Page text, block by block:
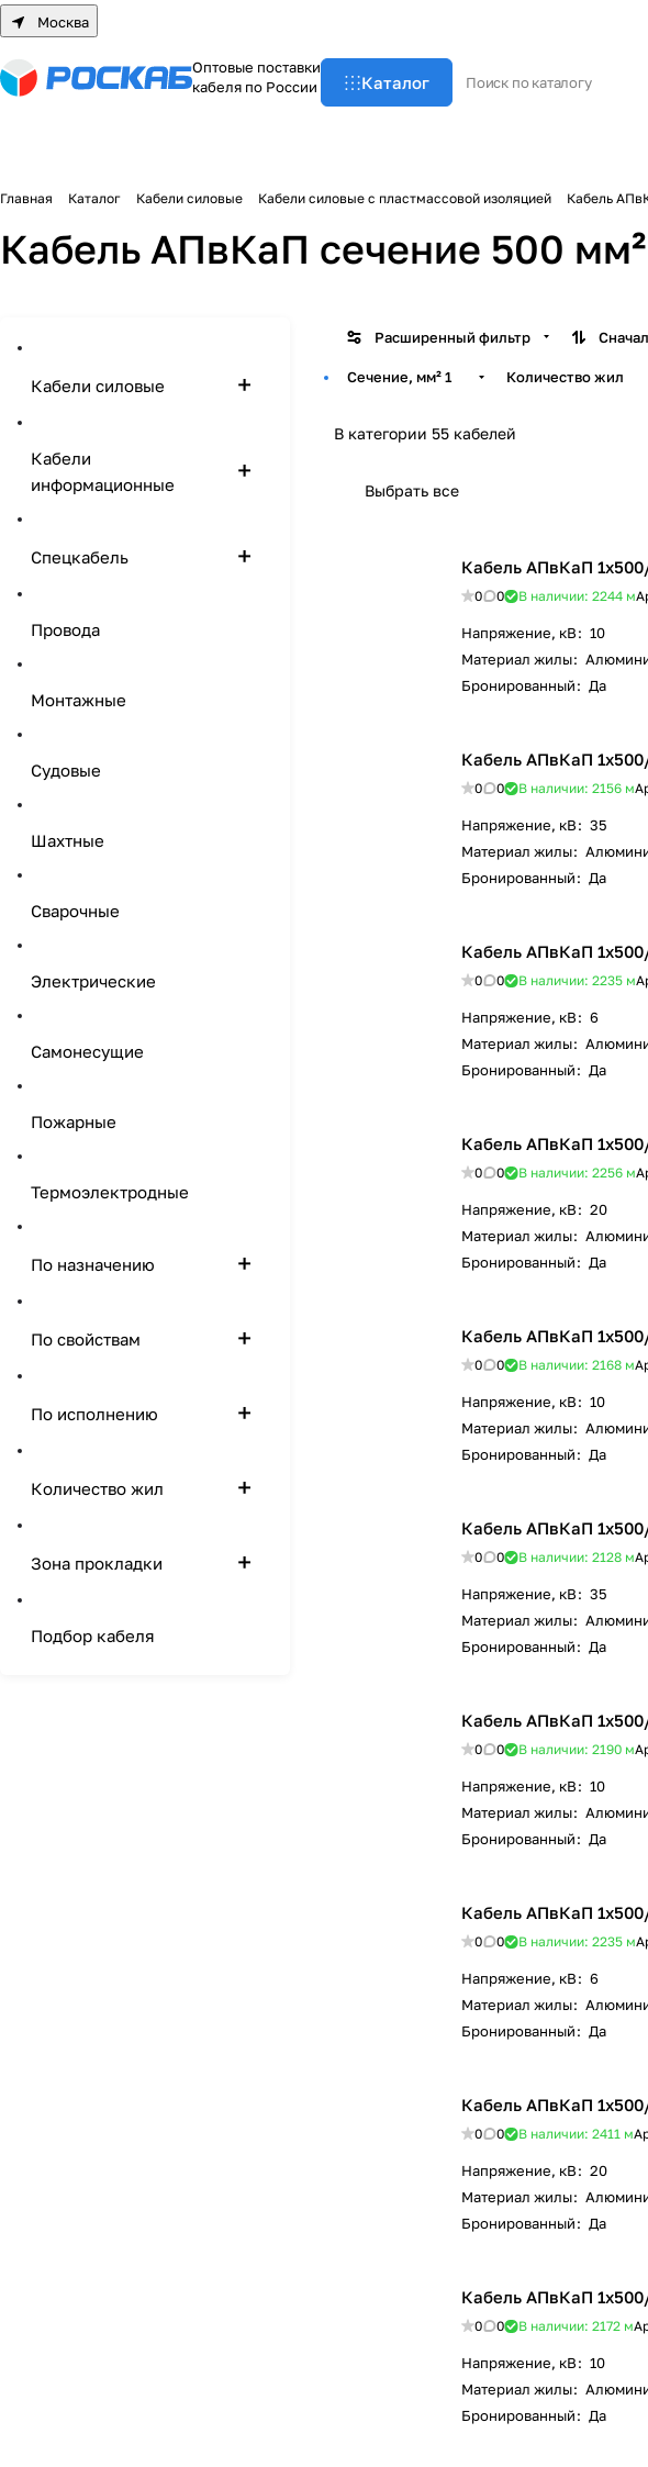
Москва
Оптовые поставки
кабеля по России
Каталог
Главная Каталог Кабели силовые Кабели силовые с пластмассовой изоляцией Кабель
Кабель АПвКаП сечение 500 мм²
Расширенный фильтр
Сечение, мм²1 Количество жил
В категории 55 кабелей
Выбрать все
Кабель АПвКаП
0 0 В наличии: 2244 м
Напряжение, кВ: 10
Материал жилы:
Бронированный: Да
Кабель АПвКаП
0 0 В наличии: 2156 м
Напряжение, кВ: 35
Материал жилы:
Бронированный: Да
Кабель АПвКаП
0 0 В наличии: 2235 м
Напряжение, кВ: 6
Материал жилы:
Бронированный: Да
Кабель АПвКаП
0 0 В наличии: 2256 м
Напряжение, кВ: 20
Материал жилы:
Бронированный: Да
Кабель АПвКаП
0 0 В наличии: 2168 м
Напряжение, кВ: 10
Материал жилы:
Бронированный: Да
Кабель АПвКаП
0 0 В наличии: 2128 м
Напряжение, кВ: 35
Материал жилы:
Бронированный: Да
Кабель АПвКаП
0 0 В наличии: 2190 м
Напряжение, кВ: 10
Материал жилы:
Бронированный: Да
Кабель АПвКаП
0 0 В наличии: 2235 м
Напряжение, кВ: 6
Материал жилы:
Бронированный: Да
Кабель АПвКаП
0 0 В наличии: 2411 м
Напряжение, кВ: 20
Материал жилы:
Бронированный: Да
Кабель АПвКаП
0 0 В наличии: 2172 м
Напряжение, кВ: 10
Материал жилы:
Бронированный: Да
Кабели силовые
Кабели
информационные
Спецкабель
Провода
Монтажные
Судовые
Шахтные
Сварочные
Электрические
Самонесущие
Пожарные
Термоэлектродные
По назначению
По свойствам
По исполнению
Количество жил
Зона прокладки
Подбор кабеля